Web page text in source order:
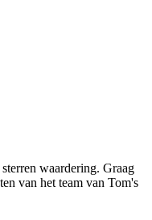
waardering. Graag
van het team van Tom's